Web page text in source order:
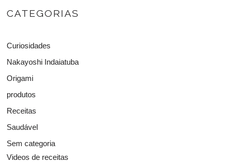
CATEGORIAS
Curiosidades
Nakayoshi Indaiatuba
Origami
produtos
Receitas
Saudável
Sem categoria
Videos de receitas